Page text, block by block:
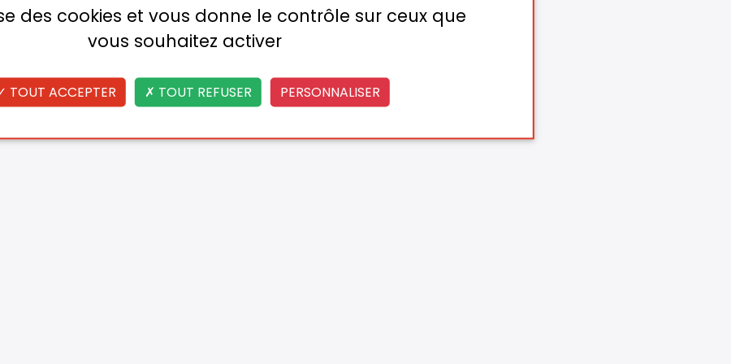
des cookies et vous donne le contrôle sur ceux que
vous souhaitez activer
TOUT ACCEPTER TOUT REFUSER PERSONNALISER